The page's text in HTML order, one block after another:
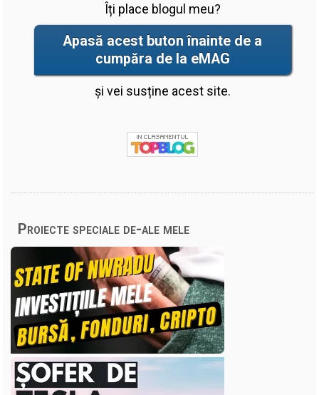
Îți place blogul meu?
Apasă acest buton înainte de a
cumpăra de la eMAG
și vei susține acest site.
Proiecte speciale de-ale mele